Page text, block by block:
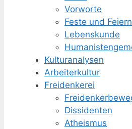
Vorworte
Feste und Feiern
Lebenskunde
Kulturanalysen
Arbeiterkultur
Freidenkerei
Dissidenten
Atheismus